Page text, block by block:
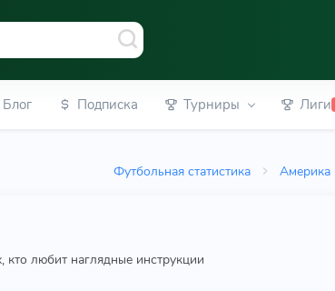
Блог Подписка Турниры Лиги
Футбольная статистика Америка
любит наглядные инструкции